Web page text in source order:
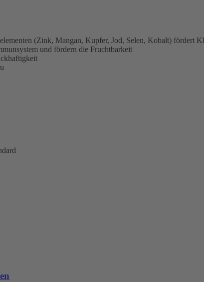
(Zink, Mangan, Kupfer, Jod, Selen, Kobalt) fördert
und fördern die Fruchtbarkeit